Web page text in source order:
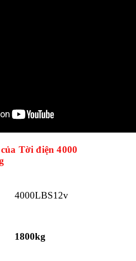
Tời điện 4000
4000LBS12v
1800kg